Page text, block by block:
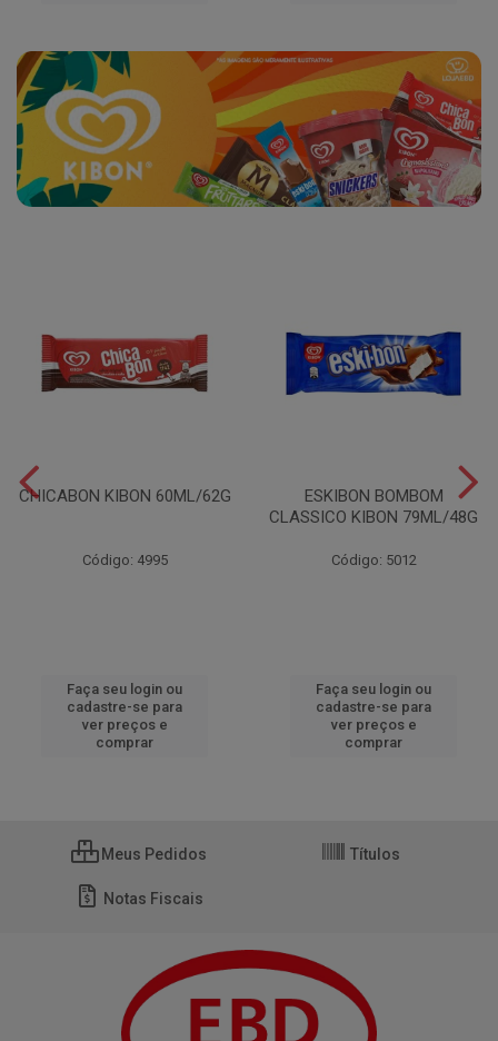
CHICABON KIBON 60ML/62G
Código: 4995
Faça seu login ou
cadastre-se para
ver preços e
comprar
ESKIBON BOMBOM
CLASSICO KIBON 79ML/48G
Código: 5012
Faça seu login ou
cadastre-se para
ver preços e
comprar
Meus Pedidos Títulos
Notas Fiscais